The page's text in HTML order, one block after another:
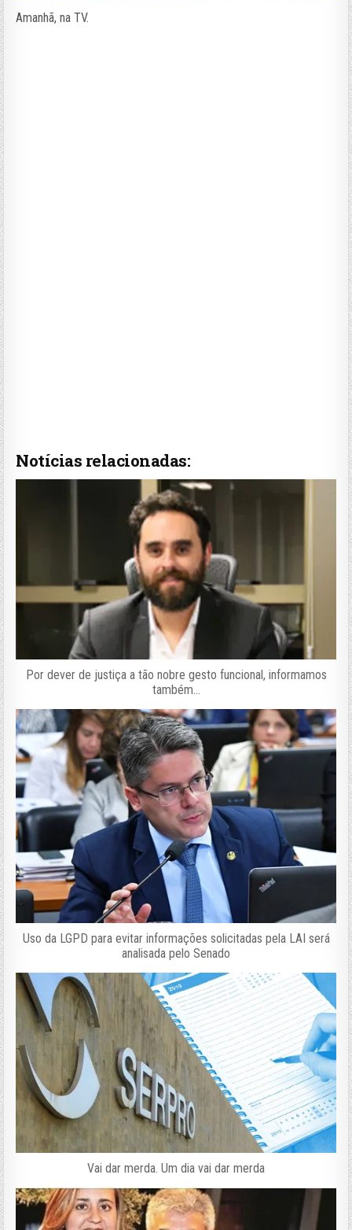
Amanhã, na TV.
Notícias relacionadas:
Por dever de justiça a tão nobre gesto funcional, informamos
também…
Uso da LGPD para evitar informações solicitadas pela LAI será
analisada pelo Senado
Vai dar merda. Um dia vai dar merda